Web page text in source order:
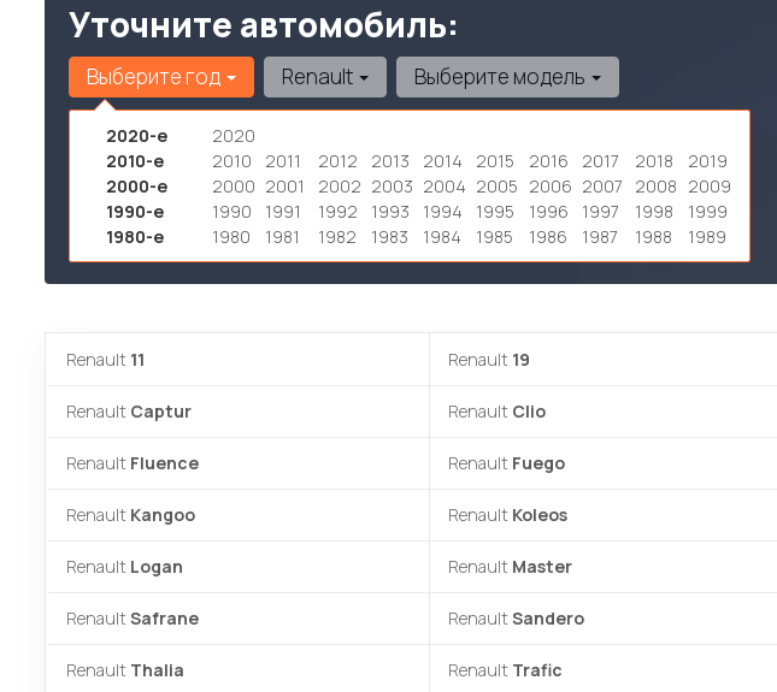
Уточните автомобиль:
Выберите год
2020-е
2020
2010-е
2010 2011 2012 2013 2014 2015 2016 2017 2018
2019
2000-е
2000 2001 2002 2003 2004 2005 2006 2007 2008 2009
1990-е
1990 1991 1992 1993 1994 1995 1996 1997 1998
1999
1980-е
1980 1981 1982 1983 1984 1985 1986 1987 1988 1989
Renault Выберите модель
Renault 11 Renault 19
Renault Captur Renault Clio
Renault Fluence Renault Fuego
Renault Kangoo Renault Koleos
Renault Logan Renault Master
RenaultSafrane RenaultSandero
Renault Thalia Renault Trafic